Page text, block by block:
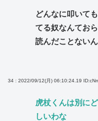
どんなに叩いて
てる奴なんてお
読んだことない
34 : 2022/09/12(月) 06:10:24.19
虎杖くんは別に
しいわな